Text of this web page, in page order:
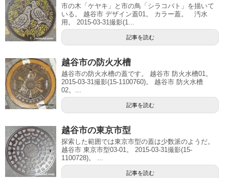
市の木「ケヤキ」と市の鳥「シラコバト」を描いて
いる。 越谷市 デザイン蓋01。 カラー蓋。 汚水
用。 2015-03-31撮影(1...
記事を読む
越谷市の防火水槽
越谷市の防火水槽の蓋です。 越谷市 防火水槽01。
2015-03-31撮影(15-1100760)。 越谷市 防火水槽
02。...
記事を読む
越谷市の東京市型
探索した範囲では東京市型の蓋は少数派のようだ。
越谷市 東京市型03-01。 2015-03-31撮影(15-
1100728)。 ...
記事を読む